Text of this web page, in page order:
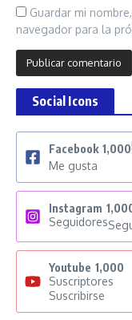
Guardar mi
navegador para la
Social Icons
Facebook 1,000
Me gusta
Instagram
Seguidores
Youtube 1,000
Suscriptores
Suscribirse